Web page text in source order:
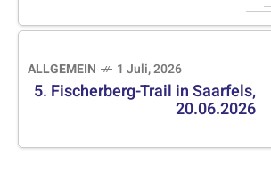
ALLGEMEIN 1 Juli, 2026
5. Fischerberg-Trail in Saarfels,
20.06.2026